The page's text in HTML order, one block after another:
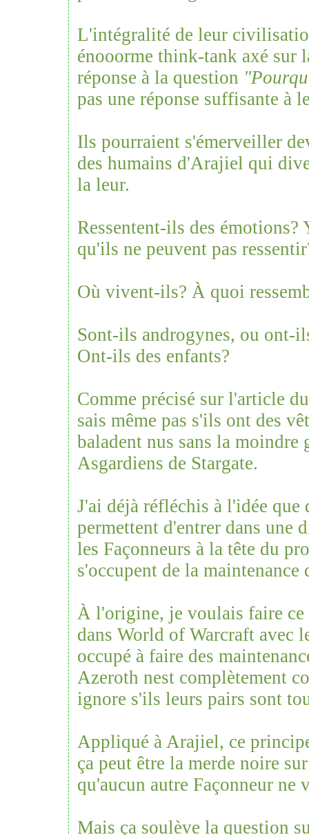
L'intégralité de leur
énooorme think-tank axé sur
réponse à la question
pas une réponse suffisante à
Ils pourraient s'émerveiller
des humains d'Arajiel qui
la leur.
Ressentent-ils des émotions?
qu'ils ne peuvent pas
Où vivent-ils? À quoi
Sont-ils androgynes, ou ont-
Ont-ils des enfants?
Comme précisé sur l'article
sais même pas s'ils ont des
baladent nus sans la moindre
Asgardiens de Stargate.
J'ai déjà réfléchis à l'idée
permettent d'entrer dans une
les Façonneurs à la tête du
s'occupent de la maintenance
À l'origine, je voulais faire ce
dans World of Warcraft avec
occupé à faire des
Azeroth nest complètement
ignore s'ils leurs pairs sont
Appliqué à Arajiel, ce
ça peut être la merde noire
qu'aucun autre Façonneur ne
Mais ça soulève la question